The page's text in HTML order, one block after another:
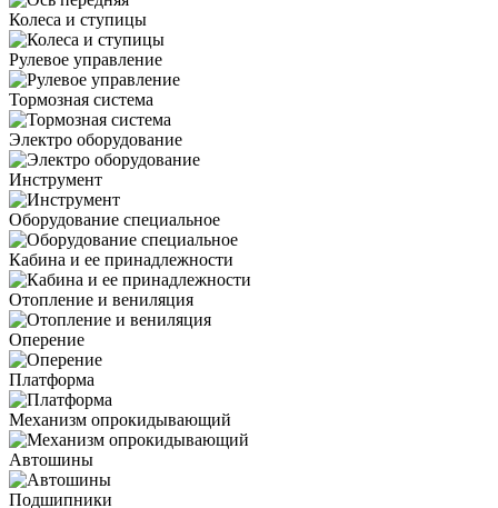
Колеса и ступицы
Рулевое управление
Тормозная система
Электро оборудование
Инструмент
Оборудование специальное
Кабина и ее принадлежности
Отопление и вениляция
Оперение
Платформа
Механизм опрокидывающий
Автошины
Подшипники